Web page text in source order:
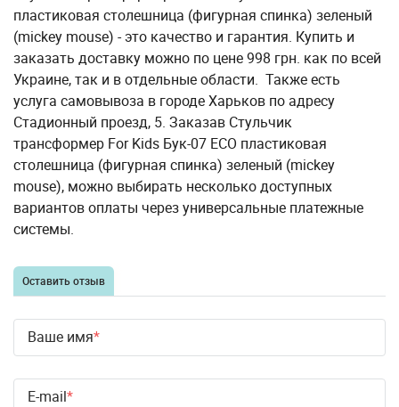
пластиковая столешница (фигурная спинка) зеленый
(mickey mouse) - это качество и гарантия. Купить и
заказать доставку можно по цене 998 грн. как по всей
Украине, так и в отдельные области. Также есть
услуга самовывоза в городе Харьков по адресу
Стадионный проезд, 5. Заказав Стульчик
трансформер For Kids Бук-07 ЕСО пластиковая
столешница (фигурная спинка) зеленый (mickey
mouse), можно выбирать несколько доступных
вариантов оплаты через универсальные платежные
системы.
Оставить отзыв
Ваше имя
E-mail